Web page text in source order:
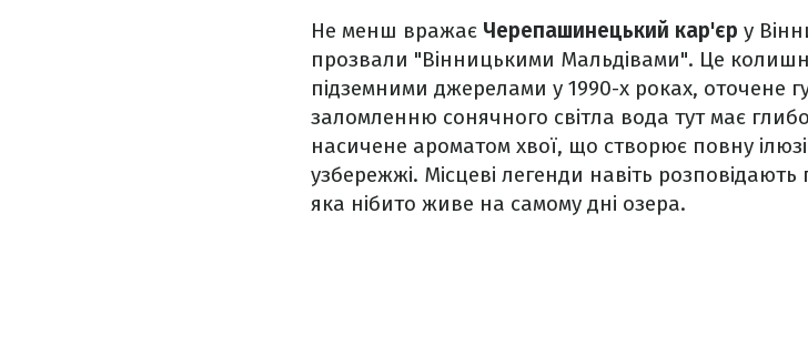
Не менш вражає Черепашинецький кар'єр у
прозвали "Вінницькими Мальдівами". Це
підземними джерелами у 1990-х роках, оточене
заломленню сонячного світла вода тут має
насичене ароматом хвої, що створює повну
узбережжі. Місцеві легенди навіть
яка нібито живе на самому дні озера.